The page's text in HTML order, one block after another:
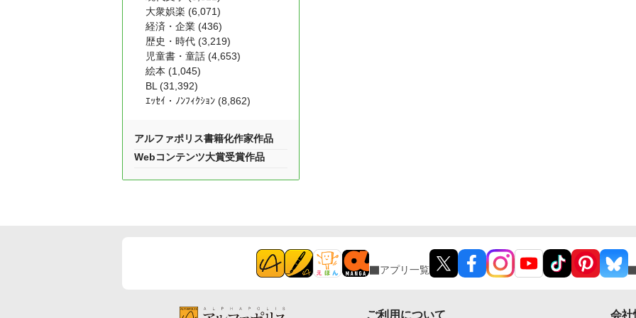
大衆娯楽 (6,071)
経済・企業 (436)
歴史・時代 (3,219)
児童書・童話 (4,653)
絵本 (1,045)
BL (31,392)
ｴｯｾｲ・ﾉﾝﾌｨｸｼｮﾝ (8,862)
アルファポリス書籍化作家作品
Webコンテンツ大賞受賞作品
アプリ一覧
ご利用について 会社